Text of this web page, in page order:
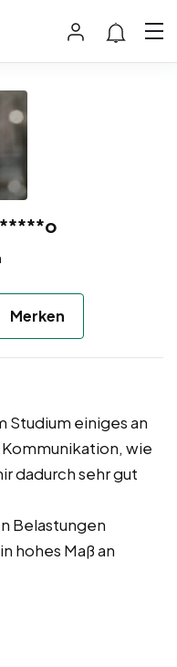
Merken
Studium einiges an
wie
dadurch sehr gut
Belastungen
hohes Maß an